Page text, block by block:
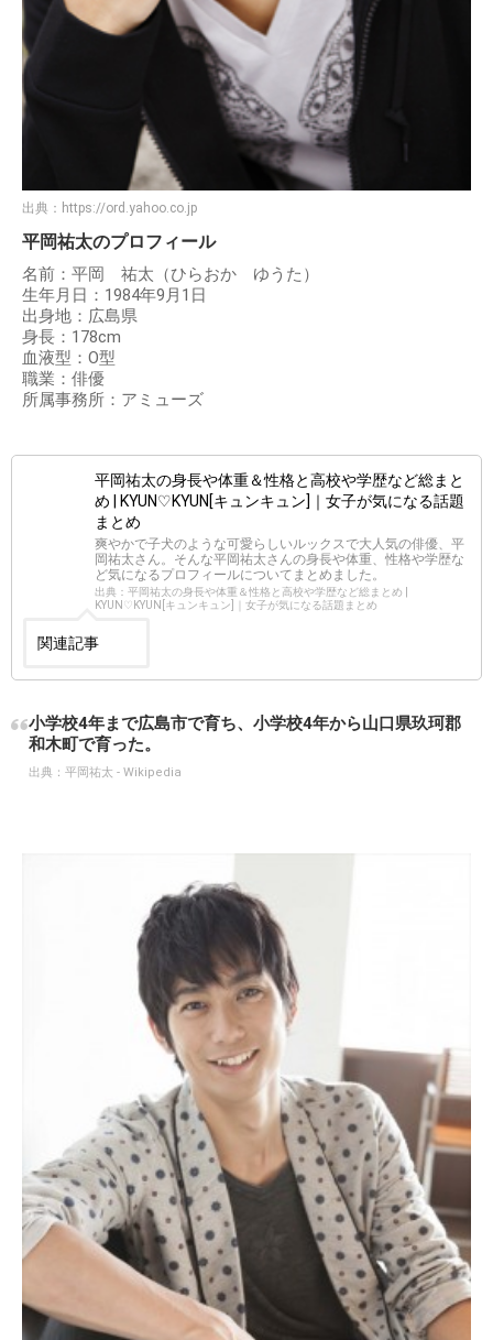
出典： https://ord.yahoo.co.jp
平岡祐太のプロフィール
名前：平岡 祐太（ひらおか ゆうた）
生年月日：1984年9月1日
出身地：広島県
身長：178cm
血液型：O型
職業：俳優
所属事務所：アミューズ
平岡祐太の身長や体重＆性格と高校や学歴など総まと
め | KYUN♡KYUN[キュンキュン]｜女子が気になる話題
まとめ
爽やかで子犬のような可愛らしいルックスで大人気の俳優、平
岡祐太さん。そんな平岡祐太さんの身長や体重、性格や学歴な
ど気になるプロフィールについてまとめました。
出典：平岡祐太の身長や体重＆性格と高校や学歴など総まとめ |
KYUN♡KYUN[キュンキュン]｜女子が気になる話題まとめ
関連記事
小学校4年まで広島市で育ち、小学校4年から山口県玖珂郡
和木町で育った。
出典： 平岡祐太 - Wikipedia